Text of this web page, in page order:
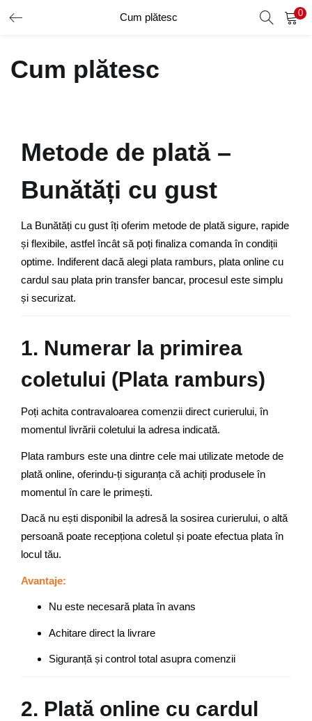
Cum plătesc 0
AUTENTIFICARE ÎNREGISTRARE
Introduceți numele de utilizator și parola pentru a vă autentifica.
Ai uitat parola?
Cum plătesc
Metode de plată –
Bunătăți cu gust
La Bunătăți cu gust îți oferim metode de plată sigure, rapide
și flexibile, astfel încât să poți finaliza comanda în condiții
optime. Indiferent dacă alegi plata ramburs, plata online cu
cardul sau plata prin transfer bancar, procesul este simplu
și securizat.
1. Numerar la primirea
coletului (Plata ramburs)
Poți achita contravaloarea comenzii direct curierului, în
momentul livrării coletului la adresa indicată.
Plata ramburs este una dintre cele mai utilizate metode de
plată online, oferindu-ți siguranța că achiți produsele în
momentul în care le primești.
Dacă nu ești disponibil la adresă la sosirea curierului, o altă
persoană poate recepționa coletul și poate efectua plata în
locul tău.
Avantaje:
Nu este necesară plata în avans
Achitare direct la livrare
Siguranță și control total asupra comenzii
2. Plată online cu cardul